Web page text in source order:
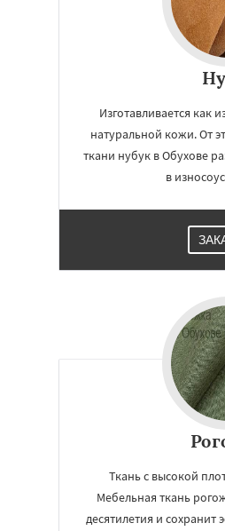
Изготавливается как
натуральной кожи. От
ткани нубук в Обухове
в
Ткань с высокой
Мебельная ткань
десятилетия и сохранит